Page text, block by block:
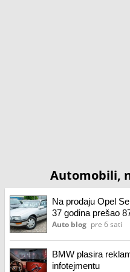
Automobili,
Na prodaju Opel
37 godina prešao
Auto blog pre 6 sati
BMW plasira
infotejmentu